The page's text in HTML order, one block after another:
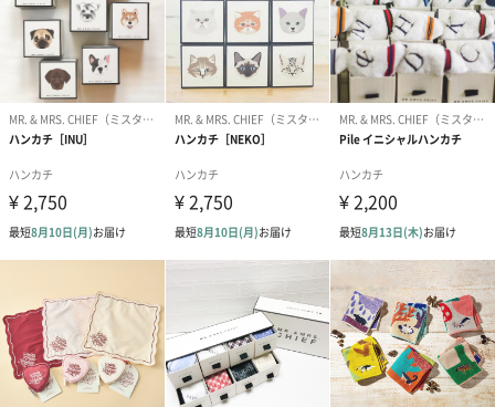
レース：ポリエステル100%
お手入れ方法
ネットに入れて洗濯機で洗えるほか、アイロン不要。
塩素系漂白剤は生地の傷みの原因となりますのでお避
け下さい。
サイズ
約23.5cm×23.5cm
商品オプション情報
お届けボックスオプション
配送用のダンボールを装飾いたします。お相手のご住所に直接お
送りする際に人気のオプションです。お相手に直接手渡しする場
合は、紙袋との併用もおすすめです。